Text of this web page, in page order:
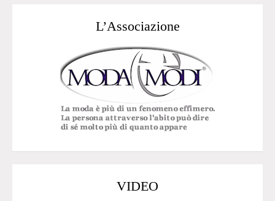
L’Associazione
VIDEO